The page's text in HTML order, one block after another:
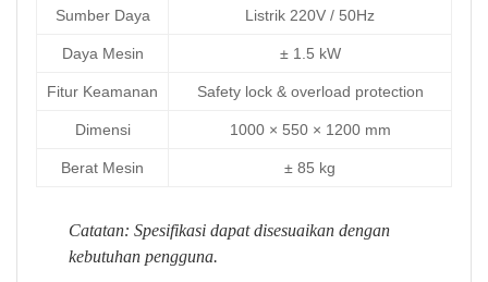
Sumber Daya Listrik 220V / 50Hz
Daya Mesin ± 1.5 kW
Fitur Keamanan Safety lock & overload protection
Dimensi 1000 × 550 × 1200 mm
Berat Mesin ± 85 kg
Catatan: Spesifikasi dapat disesuaikan dengan
kebutuhan pengguna.